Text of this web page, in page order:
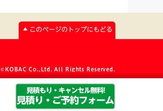
このページのトップにもどる
©KOBAC Co.,Ltd. All Rights Reserved.
見積もり・キャンセル無料!
見積り・ご予約フォーム